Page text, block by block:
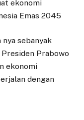
ekonomi
Emas 2045
sebanyak
Prabowo
ekonomi
dengan